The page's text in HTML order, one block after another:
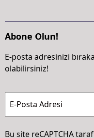
Abone Olun!
E-posta adresinizi
olabilirsiniz!
E-Posta Adresi
Bu site reCAPTCHA